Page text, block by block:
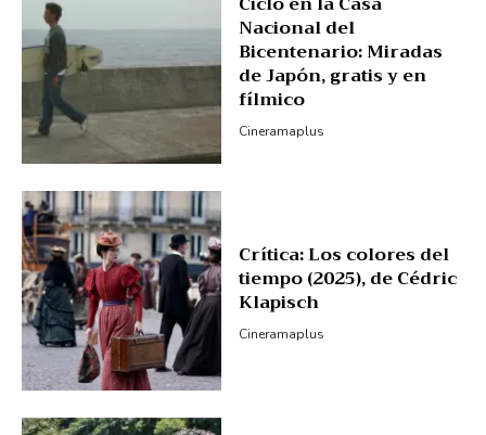
Nacional del
Bicentenario: Miradas
de Japón, gratis y en
fílmico
Cineramaplus
Crítica: Los colores del
tiempo (2025), de Cédric
Klapisch
Cineramaplus